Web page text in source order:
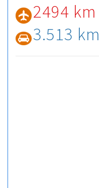
2494 km
3.513 km